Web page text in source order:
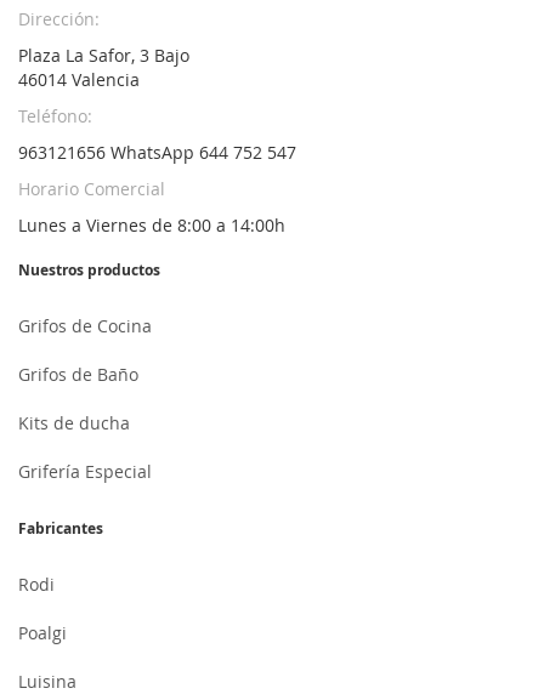
Dirección:
Plaza La Safor, 3 Bajo
46014 Valencia
Teléfono:
963121656 WhatsApp 644 752 547
Horario Comercial
Lunes a Viernes de 8:00 a 14:00h
Nuestros productos
Grifos de Cocina
Grifos de Baño
Kits de ducha
Grifería Especial
Fabricantes
Rodi
Poalgi
Luisina